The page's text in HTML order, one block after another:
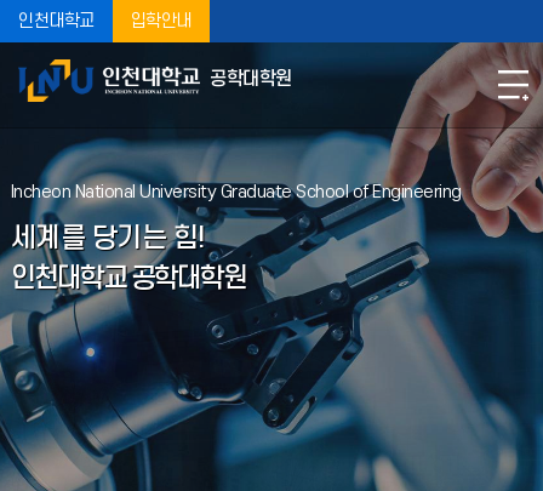
인천대학교 입학안내
공학대학원
Incheon National University Graduate School of Engineering
세계를 당기는 힘!
인천대학교 공학대학원
2026-1학기 공학대학원 지도교수상담 실시 및 장학금 신청 안내
1. 제출일 : 2026. 5. 8.(금) 까지2. 해당차수: 1차수 ~ 4차수까지3.